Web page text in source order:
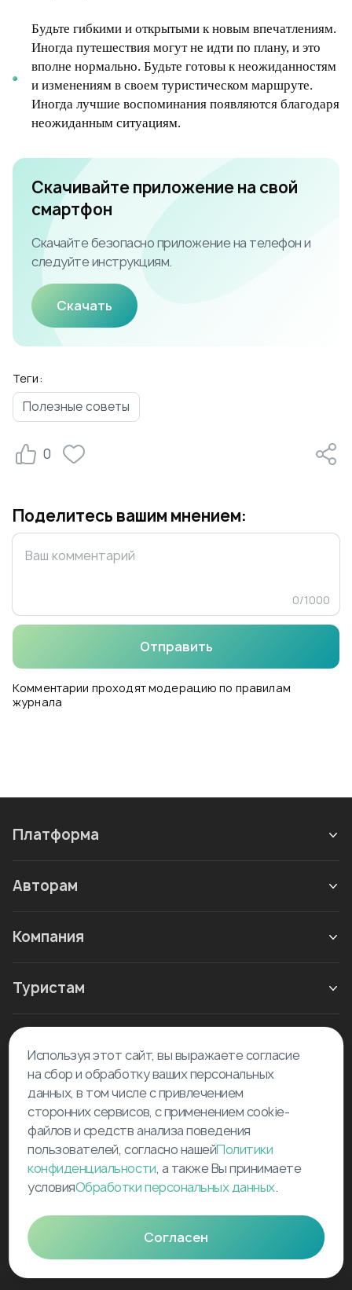
Будьте гибкими и открытыми к новым впечатлениям.
Иногда путешествия могут не идти по плану, и это
вполне нормально. Будьте готовы к неожиданностям
и изменениям в своем туристическом маршруте.
Иногда лучшие воспоминания появляются благодаря
неожиданным ситуациям.
Скачивайте приложение на свой
смартфон
Скачайте безопасно приложение на телефон и
следуйте инструкциям.
Скачать
Теги:
Полезные советы
0
Поделитесь вашим мнением:
0/1000
Комментарии проходят модерацию по правилам
журнала
Отправить
Платформа
Авторам
Компания
Туристам
Новое в блоге
©2026Tourselfer
support@tourselfer.com
Карта сайта
Используя этот сайт, вы выражаете согласие
на сбор и обработку ваших персональных
данных, в том числе с привлечением
сторонних сервисов, с применением cookie-
файлов и средств анализа поведения
пользователей, согласно нашейПолитики
конфиденциальности, а также Вы принимаете
условияОбработки персональных данных.
Согласен